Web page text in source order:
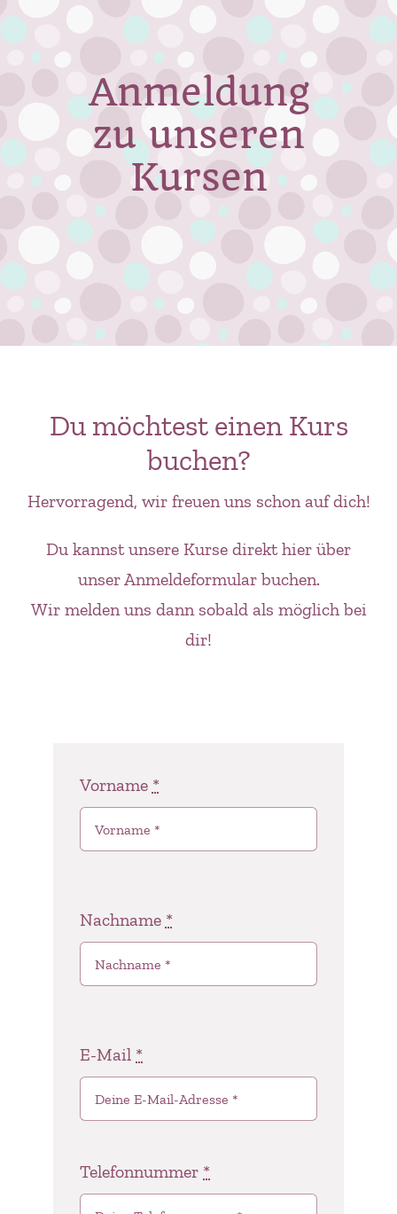
Zum
Inhalt
Anmeldung
zu unseren
Kursen
Du möchtest einen Kurs
buchen?
Hervorragend, wir freuen uns schon auf dich!
Du kannst unsere Kurse direkt hier über
unser Anmeldeformular buchen.
Wir melden uns dann sobald als möglich bei
dir!
Vorname *
Nachname *
E-Mail *
Telefonnummer *